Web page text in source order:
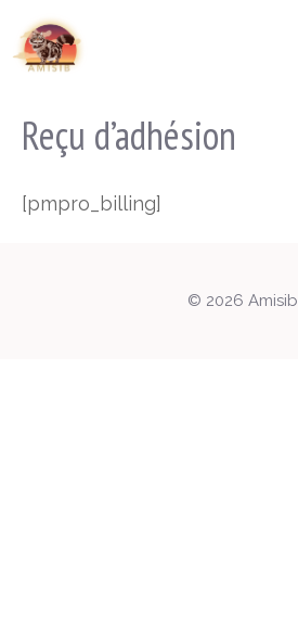
Aller
au
Reçu d’adhésion
[pmpro_billing]
© 2026 Amisib